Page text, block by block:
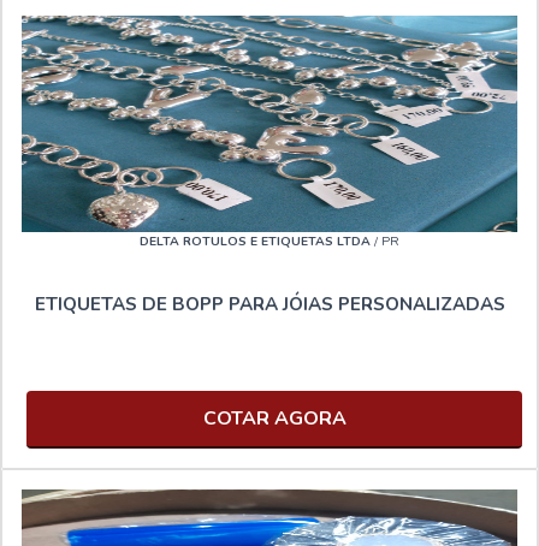
DELTA ROTULOS E ETIQUETAS LTDA / PR
ETIQUETAS DE BOPP PARA JÓIAS PERSONALIZADAS
COTAR AGORA